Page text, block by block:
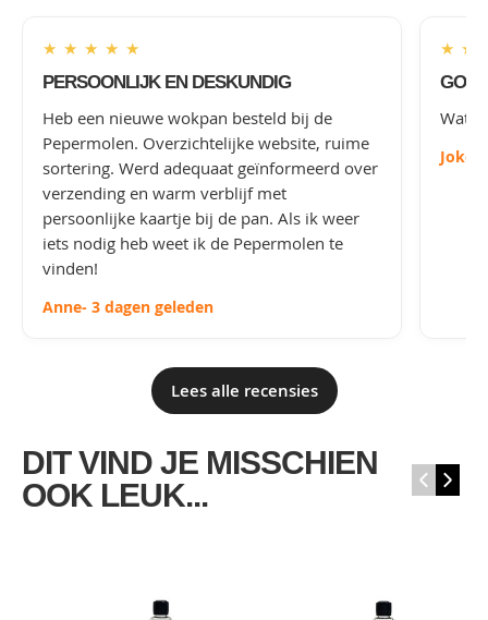
★ ★ ★ ★ ★
PERSOONLIJK EN DESKUNDIG
Heb een nieuwe wokpan besteld bij de
Pepermolen. Overzichtelijke website, ruime
sortering. Werd adequaat geïnformeerd over
verzending en warm verblijf met
persoonlijke kaartje bij de pan. Als ik weer
iets nodig heb weet ik de Pepermolen te
vinden!
Anne- 3 dagen geleden
★ ★
Wat
Joke
Lees alle recensies
DIT VIND JE MISSCHIEN
OOK LEUK...
‹ ›